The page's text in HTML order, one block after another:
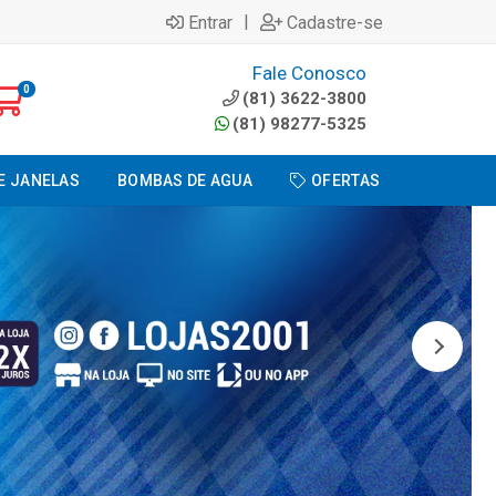
Entrar | Cadastre-se
0
Fale Conosco
(81) 3622-3800
(81) 98277-5325
JANELAS BOMBAS DE AGUA OFERTAS